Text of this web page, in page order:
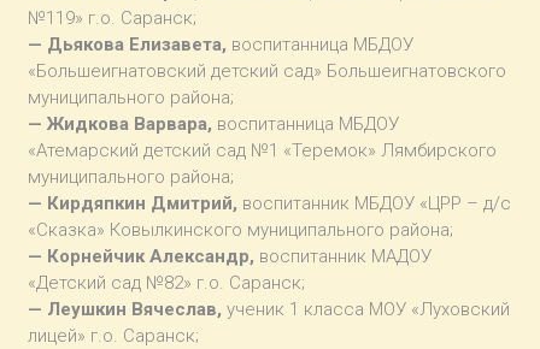
№119» г.о. Саранск;
— Дьякова Елизавета, воспитанница МБДОУ
«Большеигнатовский детский сад» Большеигнатовского
муниципального района;
— Жидкова Варвара, воспитанница МБДОУ
«Атемарский детский сад №1 «Теремок» Лямбирского
муниципального района;
— Кирдяпкин Дмитрий, воспитанник МБДОУ «ЦРР – д/с
«Сказка» Ковылкинского муниципального района;
— Корнейчик Александр, воспитанник МАДОУ
«Детский сад №82» г.о. Саранск;
— Леушкин Вячеслав, ученик 1 класса МОУ «Луховский
лицей» г.о. Саранск;